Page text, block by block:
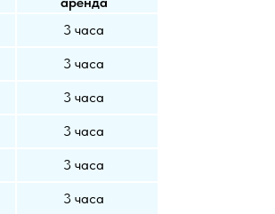
3 часа
3 часа
3 часа
3 часа
3 часа
3 часа